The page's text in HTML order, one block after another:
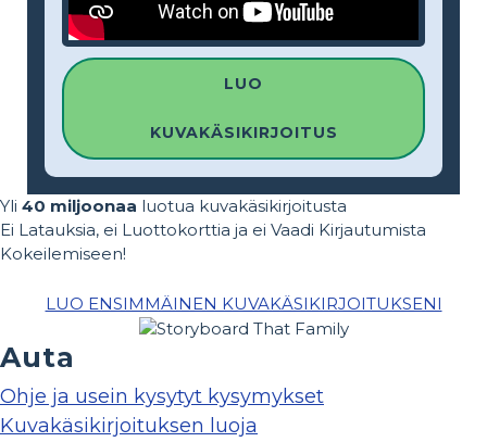
LUO
KUVAKÄSIKIRJOITUS
Yli 40 miljoonaa luotua kuvakäsikirjoitusta
Ei Latauksia, ei Luottokorttia ja ei Vaadi Kirjautumista
Kokeilemiseen!
LUO ENSIMMÄINEN KUVAKÄSIKIRJOITUKSENI
Auta
Ohje ja usein kysytyt kysymykset
Kuvakäsikirjoituksen luoja